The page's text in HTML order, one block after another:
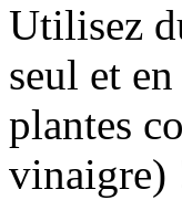
Utilisez
seul et
plantes
vinaigre)